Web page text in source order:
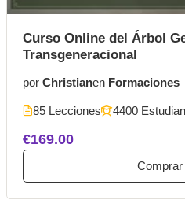
Curso Online del Árbol
Transgeneracional
por Christianen Formaciones
85 Lecciones 4400
€169.00
Comprar